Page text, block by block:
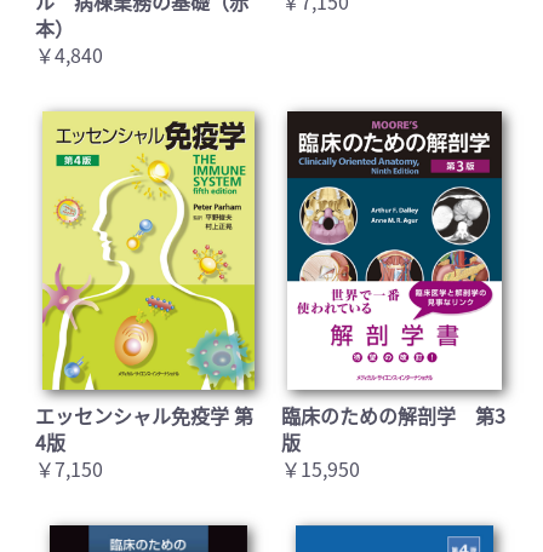
本）
￥4,840
エッセンシャル免疫学 第
4版
￥7,150
臨床のための解剖学 第3
版
￥15,950